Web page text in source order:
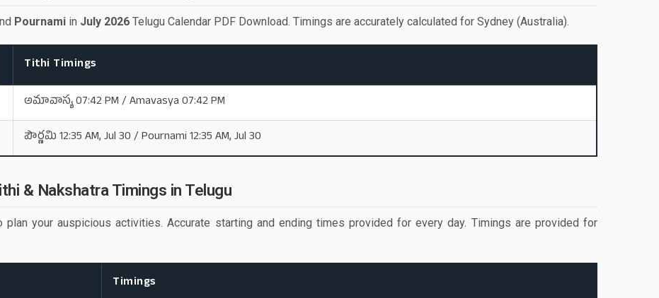
Pournami in July 2026 Telugu Calendar PDF Download. Timings are accurately calculated for Sydney (Australia).
Tithi Timings
అమావాస్య 07:42 PM / Amavasya 07:42 PM
పౌర్ణమి 12:35 AM, Jul 30 / Pournami 12:35 AM, Jul 30
& Nakshatra Timings in Telugu
plan your auspicious activities. Accurate starting and ending times provided for every day. Timings are provided for
Timings